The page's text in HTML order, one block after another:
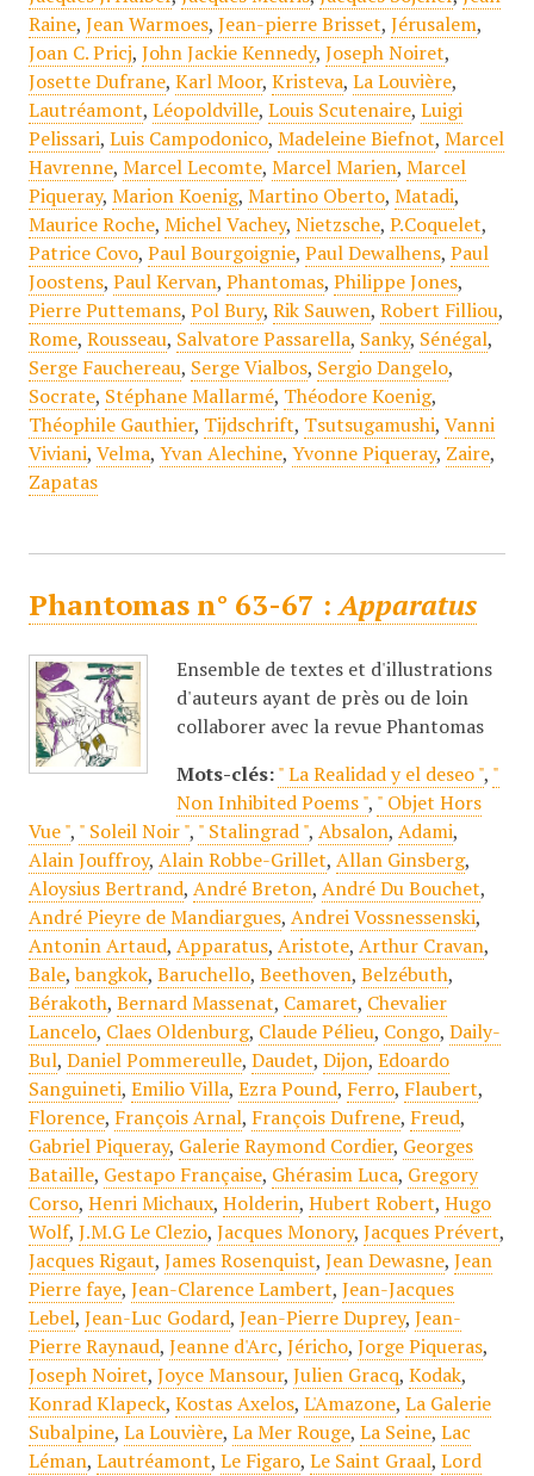
Raine, Jean Warmoes, Jean-pierre Brisset, Jérusalem,
Joan C. Pricj, John Jackie Kennedy, Joseph Noiret,
Josette Dufrane, Karl Moor, Kristeva, La Louvière,
Lautréamont, Léopoldville, Louis Scutenaire, Luigi
Pelissari, Luis Campodonico, Madeleine Biefnot, Marcel
Havrenne, Marcel Lecomte, Marcel Marien, Marcel
Piqueray, Marion Koenig, Martino Oberto, Matadi,
Maurice Roche, Michel Vachey, Nietzsche, P.Coquelet,
Patrice Covo, Paul Bourgoignie, Paul Dewalhens, Paul
Joostens, Paul Kervan, Phantomas, Philippe Jones,
Pierre Puttemans, Pol Bury, Rik Sauwen, Robert Filliou,
Rome, Rousseau, Salvatore Passarella, Sanky, Sénégal,
Serge Fauchereau, Serge Vialbos, Sergio Dangelo,
Socrate, Stéphane Mallarmé, Théodore Koenig,
Théophile Gauthier, Tijdschrift, Tsutsugamushi, Vanni
Viviani, Velma, Yvan Alechine, Yvonne Piqueray, Zaire,
Zapatas
Phantomas n° 63-67 :Apparatus
Ensemble de textes et d'illustrations
d'auteurs ayant de près ou de loin
collaborer avec la revue Phantomas
Mots-clés: " La Realidad y el deseo ", "
Non Inhibited Poems ", " Objet Hors
Vue ", " Soleil Noir ", " Stalingrad ", Absalon, Adami,
Alain Jouffroy, Alain Robbe-Grillet, Allan Ginsberg,
Aloysius Bertrand, André Breton, André Du Bouchet,
André Pieyre de Mandiargues, Andrei Vossnessenski,
Antonin Artaud, Apparatus, Aristote, Arthur Cravan,
Bale,bangkok, Baruchello, Beethoven, Belzébuth,
Bérakoth, Bernard Massenat, Camaret, Chevalier
Lancelo, Claes Oldenburg, Claude Pélieu, Congo, Daily-
Bul, Daniel Pommereulle, Daudet, Dijon, Edoardo
Sanguineti, Emilio Villa, Ezra Pound, Ferro, Flaubert,
Florence, François Arnal, François Dufrene, Freud,
Gabriel Piqueray, Galerie Raymond Cordier, Georges
Bataille, Gestapo Française, Ghérasim Luca, Gregory
Corso, Henri Michaux, Holderin, Hubert Robert, Hugo
Wolf, J.M.G Le Clezio, Jacques Monory, Jacques Prévert,
Jacques Rigaut, James Rosenquist, Jean Dewasne, Jean
Pierre faye, Jean-Clarence Lambert, Jean-Jacques
Lebel, Jean-Luc Godard, Jean-Pierre Duprey, Jean-
Pierre Raynaud, Jeanne d'Arc, Jéricho, Jorge Piqueras,
Joseph Noiret, Joyce Mansour, Julien Gracq, Kodak,
Konrad Klapeck, Kostas Axelos, L'Amazone, La Galerie
Subalpine, La Louvière, La Mer Rouge, La Seine, Lac
Léman, Lautréamont, Le Figaro, Le Saint Graal, Lord